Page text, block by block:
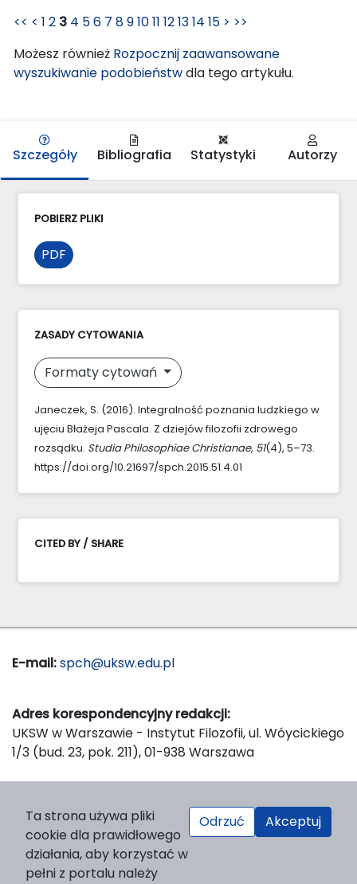
<< < 1 2 3 4 56 7 891011 121314 15 > >>
Możesz również Rozpocznij zaawansowane
wyszukiwanie podobieństwdla tego artykułu.
Szczegóły Bibliografia Statystyki Autorzy
POBIERZ PLIKI
PDF
ZASADY CYTOWANIA
Formaty cytowań
Janeczek, S. (2016). Integralność poznania ludzkiego w
ujęciu Błażeja Pascala. Z dziejów filozofii zdrowego
rozsądku. Studia Philosophiae Christianae, 51(4), 5–73.
https://doi.org/10.21697/spch.2015.51.4.01
CITED BY / SHARE
E-mail:spch@uksw.edu.pl
Adres korespondencyjny redakcji:
UKSW w Warszawie - Instytut Filozofii, ul. Wóycickiego
1/3 (bud. 23, pok. 211), 01-938 Warszawa
Wydawnictwo Naukowe UKSW, ul. Dewajtis 5, domek
nr 2, 01-815 Warszawa
Strona WWW Wydawnictwa
e-mail: wydawnictwo@uksw.edu.pl
Ta strona używa pliki
cookie dla prawidłowego
działania, aby korzystać w
pełni z portalu należy
Odrzuć Akceptuj